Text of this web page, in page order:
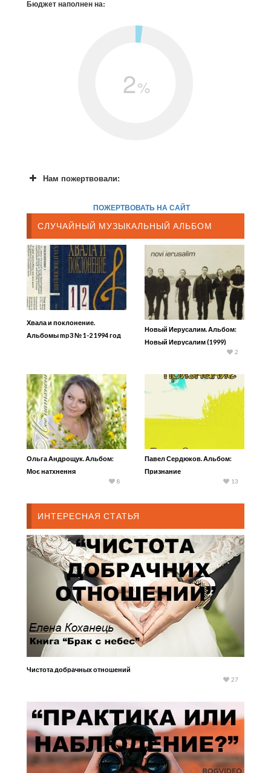
Бюджет наполнен на:
2%
Нам пожертвовали:
ПОЖЕРТВОВАТЬ НА САЙТ
СЛУЧАЙНЫЙ МУЗЫКАЛЬНЫЙ АЛЬБОМ
Хвала и поклонение.
Альбомы mp3 № 1-2 1994 год
Новый Иерусалим. Альбом:
Новый Иерусалим (1999)
2
Ольга Андрощук. Альбом:
Моє натхнення
8
Павел Сердюков. Альбом:
Признание
13
ИНТЕРЕСНАЯ СТАТЬЯ
Чистота добрачных отношений
27